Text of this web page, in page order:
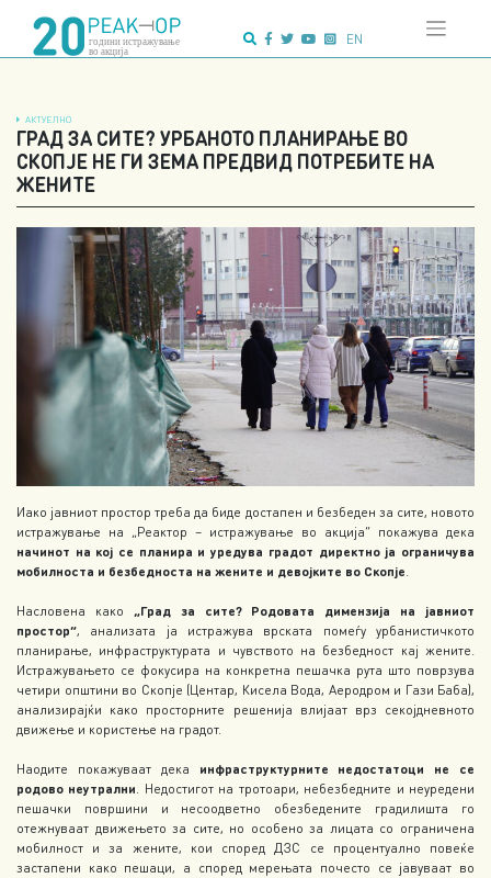
content
EN
АКТУЕЛНО
ГРАД ЗА СИТЕ? УРБАНОТО ПЛАНИРАЊЕ ВО
СКОПЈЕ НЕ ГИ ЗЕМА ПРЕДВИД ПОТРЕБИТЕ НА
ЖЕНИТЕ
Иако јавниот простор треба да биде достапен и безбеден за сите, новото
истражување на „Реактор – истражување во акција“ покажува дека
начинот на кој се планира и уредува градот директно ја ограничува
мобилноста и безбедноста на жените и девојките во Скопје.
Насловена како „Град за сите? Родовата димензија на јавниот
простор“, анализата ја истражува врската помеѓу урбанистичкото
планирање, инфраструктурата и чувството на безбедност кај жените.
Истражувањето се фокусира на конкретна пешачка рута што поврзува
четири општини во Скопје (Центар, Кисела Вода, Аеродром и Гази Баба),
анализирајќи како просторните решенија влијаат врз секојдневното
движење и користење на градот.
Наодите покажуваат дека инфраструктурните недостатоци не се
родово неутрални. Недостигот на тротоари, небезбедните и неуредени
пешачки површини и несоодветно обезбедените градилишта го
отежнуваат движењето за сите, но особено за лицата со ограничена
мобилност и за жените, кои според ДЗС се процентуално повеќе
застапени како пешаци, а според мерењата почесто се јавуваат во